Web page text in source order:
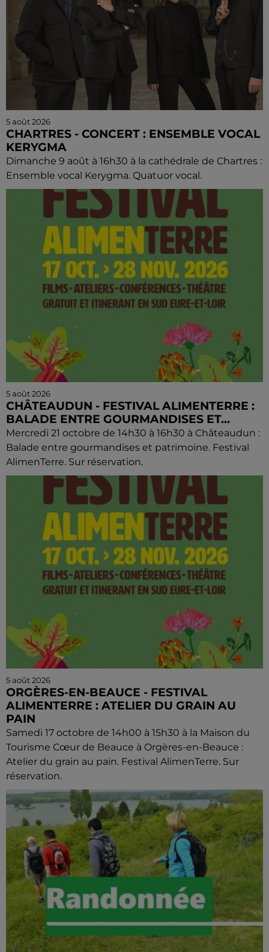
5 août 2026
CHARTRES - CONCERT : ENSEMBLE VOCAL
KERYGMA
Dimanche 9 août à 16h30 à la cathédrale de Chartres :
Ensemble vocal Kerygma. Quatuor vocal.
5 août 2026
CHÂTEAUDUN - FESTIVAL ALIMENTERRE :
BALADE ENTRE GOURMANDISES ET...
Mercredi 21 octobre de 14h30 à 16h30 à Châteaudun :
Balade entre gourmandises et patrimoine. Festival
AlimenTerre. Sur réservation.
5 août 2026
ORGÈRES-EN-BEAUCE - FESTIVAL
ALIMENTERRE : ATELIER DU GRAIN AU
PAIN
Samedi 17 octobre de 14h00 à 15h30 à la Maison du
Tourisme Cœur de Beauce à Orgères-en-Beauce :
Atelier du grain au pain. Festival AlimenTerre. Sur
réservation.